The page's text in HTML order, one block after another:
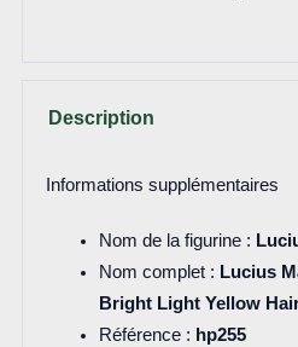
Description
Informations supplémentaires
Nom de la figurine :
Nom complet : Lucius
Bright Light Yellow
Référence : hp255